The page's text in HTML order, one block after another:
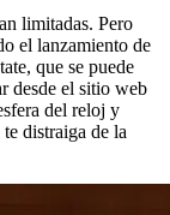
limitadas. Pero
el lanzamiento de
que se puede
desde el sitio web
del reloj y
distraiga de la